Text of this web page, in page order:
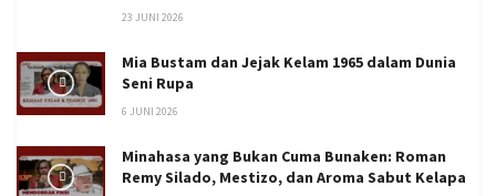
23 JUNI 2026
Mia Bustam dan Jejak Kelam 1965 dalam Dunia
Seni Rupa
6 JUNI 2026
Minahasa yang Bukan Cuma Bunaken: Roman
Remy Silado, Mestizo, dan Aroma Sabut Kelapa